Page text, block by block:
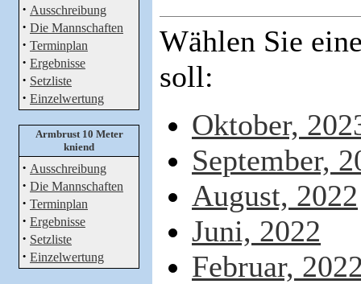
· Ausschreibung
· Die Mannschaften
· Terminplan
· Ergebnisse
· Setzliste
· Einzelwertung
Armbrust 10 Meter
kniend
· Ausschreibung
· Die Mannschaften
· Terminplan
· Ergebnisse
· Setzliste
· Einzelwertung
Wählen Sie
soll:
Oktober,
September,
August, 2022
Juni, 2022
Februar,